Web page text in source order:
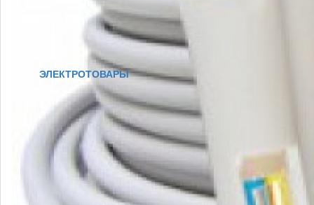
ЭЛЕКТРОТОВАРЫ